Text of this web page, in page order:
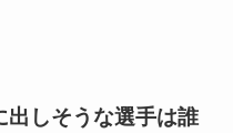
出しそうな選手は誰